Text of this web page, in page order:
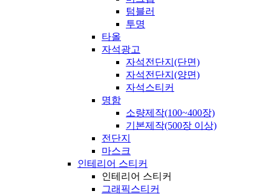
텀블러
투명
타올
자석광고
자석전단지(단면)
자석전단지(양면)
자석스티커
명함
소량제작(100~400장)
기본제작(500장 이상)
전단지
마스크
인테리어 스티커
인테리어 스티커
그래픽스티커